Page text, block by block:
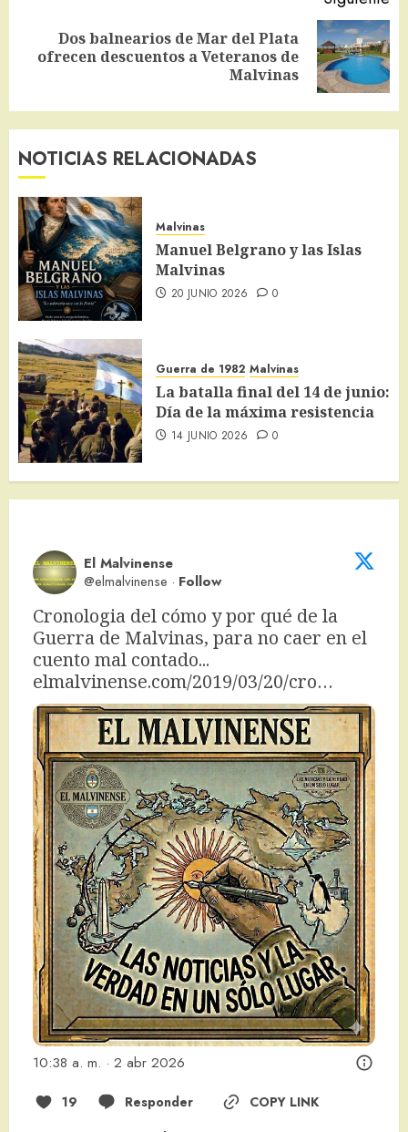
Siguiente
Dos balnearios de Mar del Plata
ofrecen descuentos a Veteranos de
Malvinas
NOTICIAS RELACIONADAS
Malvinas
Manuel Belgrano y las Islas
Malvinas
20 JUNIO 2026 0
Guerra de 1982 Malvinas
La batalla final del 14 de junio:
Día de la máxima resistencia
14 JUNIO 2026 0
El Malvinense
@elmalvinense · Follow
Cronologia del cómo y por qué de la
Guerra de Malvinas, para no caer en el
elmalvinense.com/2019/03/20/cro…
10:38 a. m. · 2 abr 2026
19 Responder
COPY LINK